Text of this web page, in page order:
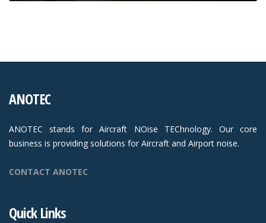
ANOTEC
ANOTEC stands for Aircraft NOise TEChnology. Our core
business is providing solutions for Aircraft and Airport noise.
CONTACT ANOTEC
Quick Links